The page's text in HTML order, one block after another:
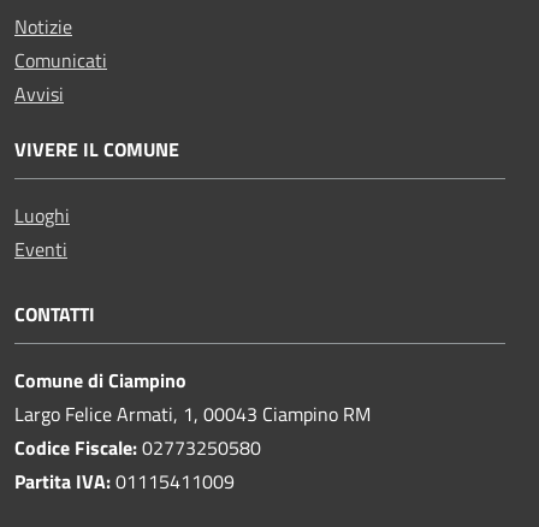
Notizie
Comunicati
Avvisi
VIVERE IL COMUNE
Luoghi
Eventi
CONTATTI
Comune di Ciampino
Largo Felice Armati, 1, 00043 Ciampino RM
Codice Fiscale:02773250580
Partita IVA:01115411009